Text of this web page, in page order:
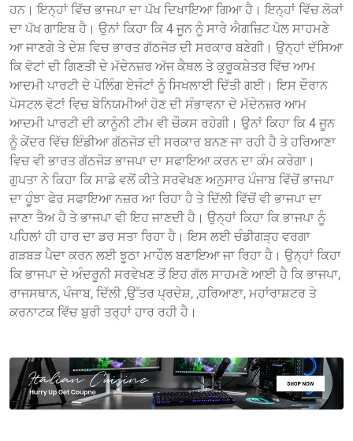
ਹਨ। ਇਨ੍ਹਾਂ ਵਿੱਚ ਭਾਜਪਾ ਦਾ ਪੱਖ ਦਿਖਾਇਆ ਗਿਆ ਹੈ। ਇਨ੍ਹਾਂ ਵਿੱਚ ਲੋਕਾਂ
ਦਾ ਪੱਖ ਗਾਇਬ ਹੈ। ਉਨਾਂ ਕਿਹਾ ਕਿ 4 ਜੂਨ ਨੂੰ ਸਾਰੇ ਐਗਜ਼ਿਟ ਪੋਲ ਸਾਹਮਣੇ
ਆ ਜਾਣਗੇ ਤੇ ਦੇਸ਼ ਵਿਚ ਭਾਰਤ ਗੱਠਜੋੜ ਦੀ ਸਰਕਾਰ ਬਣੇਗੀ। ਉਨ੍ਹਾਂ ਦੱਸਿਆ
ਕਿ ਵੋਟਾਂ ਦੀ ਗਿਣਤੀ ਦੇ ਮੱਦੇਨਜ਼ਰ ਅੱਜ ਕੈਥਲ ਤੇ ਕੁਰੂਕਸ਼ੇਤਰ ਵਿੱਚ ਆਮ
ਆਦਮੀ ਪਾਰਟੀ ਦੇ ਪੋਲਿੰਗ ਏਜੰਟਾਂ ਨੂੰ ਸਿਖਲਾਈ ਦਿੱਤੀ ਗਈ। ਇਸ ਦੌਰਾਨ
ਪੋਸਟਲ ਵੋਟਾਂ ਵਿਚ ਬੇਨਿਯਮੀਆਂ ਹੋਣ ਦੀ ਸੰਭਾਵਨਾ ਦੇ ਮੱਦੇਨਜ਼ਰ ਆਮ
ਆਦਮੀ ਪਾਰਟੀ ਦੀ ਕਾਨੂੰਨੀ ਟੀਮ ਵੀ ਚੌਕਸ ਰਹੇਗੀ। ਉਨਾਂ ਕਿਹਾ ਕਿ 4 ਜੂਨ
ਨੂੰ ਕੇਂਦਰ ਵਿੱਚ ਇੰਡੀਆ ਗੱਠਜੋੜ ਦੀ ਸਰਕਾਰ ਬਨਣ ਜਾ ਰਹੀ ਹੈ ਤੇ ਹਰਿਆਣਾ
ਵਿਚ ਵੀ ਭਾਰਤ ਗੱਠਜੋੜ ਭਾਜਪਾ ਦਾ ਸਫਾਇਆ ਕਰਨ ਦਾ ਕੰਮ ਕਰੇਗਾ।
ਗੁਪਤਾ ਨੇ ਕਿਹਾ ਕਿ ਸਾਡੇ ਵਲੋਂ ਕੀਤੇ ਸਰਵੇਖਣ ਅਨੁਸਾਰ ਪੰਜਾਬ ਵਿੱਚੋਂ ਭਾਜਪਾ
ਦਾ ਹੂੰਝਾ ਫੇਰ ਸਫਾਇਆ ਨਜ਼ਰ ਆ ਰਿਹਾ ਹੈ ਤੇ ਦਿੱਲੀ ਵਿੱਚੋਂ ਵੀ ਭਾਜਪਾ ਦਾ
ਜਾਣਾ ਤੈਅ ਹੈ ਤੇ ਭਾਜਪਾ ਵੀ ਇਹ ਜਾਣਦੀ ਹੈ। ਉਨ੍ਹਾਂ ਕਿਹਾ ਕਿ ਭਾਜਪਾ ਨੂੰ
ਪਹਿਲਾਂ ਹੀ ਹਾਰ ਦਾ ਡਰ ਸਤਾ ਰਿਹਾ ਹੈ। ਇਸ ਲਈ ਚੰਡੀਗੜ੍ਹ ਵਰਗਾ
ਗੜਬੜ ਪੈਦਾ ਕਰਨ ਲਈ ਝੂਠਾ ਮਾਹੌਲ ਬਣਾਇਆ ਜਾ ਰਿਹਾ ਹੈ। ਉਨ੍ਹਾਂ ਕਿਹਾ
ਕਿ ਭਾਜਪਾ ਦੇ ਅੰਦਰੂਨੀ ਸਰਵੇਖਣ ਤੋਂ ਇਹ ਗੱਲ ਸਾਹਮਣੇ ਆਈ ਹੈ ਕਿ ਭਾਜਪਾ,
ਰਾਜਸਥਾਨ, ਪੰਜਾਬ, ਦਿੱਲੀ ,ਉੱਤਰ ਪ੍ਰਦੇਸ਼, ,ਹਰਿਆਣਾ, ਮਹਾਂਰਾਸ਼ਟਰ ਤੇ
ਕਰਨਾਟਕ ਵਿੱਚ ਬੁਰੀ ਤਰ੍ਹਾਂ ਹਾਰ ਰਹੀ ਹੈ।